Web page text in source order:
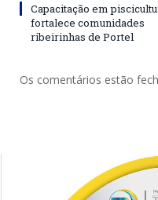
Capacitação em
fortalece comunidades
ribeirinhas de Portel
Os comentários estão